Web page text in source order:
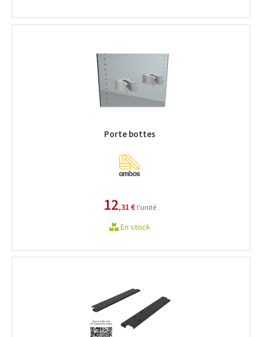
Porte bottes
12,31 € l'unité
En stock